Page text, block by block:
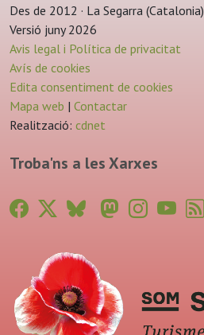
Des de 2012 · La Segarra (Catalonia)
Versió juny 2026
Avis legal i Política de privacitat
Avís de cookies
Edita consentiment de cookies
Mapa web | Contactar
Realització: cdnet
Troba'ns a les Xarxes